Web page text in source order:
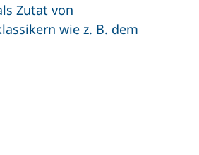
Zutat von
wie z. B. dem